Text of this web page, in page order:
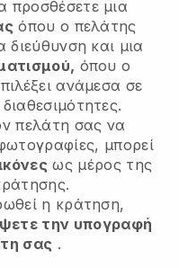
προσθέσετε μια
όπου ο πελάτης
διεύθυνση και μια
όπου ο
ανάμεσα σε
πελάτη σας να
μπορεί
ως μέρος της
η κράτηση,
την υπογραφή
σας .